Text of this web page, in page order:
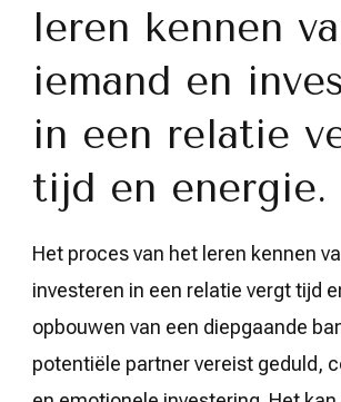
leren kennen
iemand en
in een relatie
tijd en energie.
Het proces van het leren kennen
investeren in een relatie vergt tijd
opbouwen van een diepgaande
potentiële partner vereist geduld,